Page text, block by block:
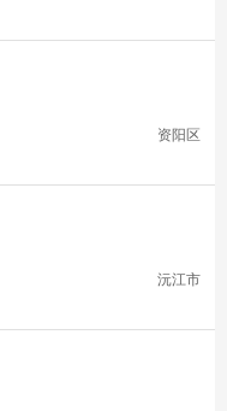
资阳区
沅江市